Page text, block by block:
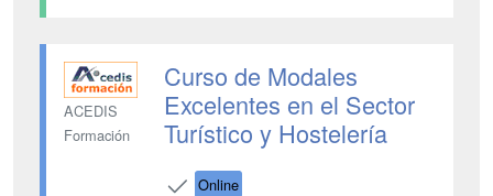
ACEDIS
Formación
Curso de Modales
Excelentes en el Sector
Turístico y Hostelería
Online